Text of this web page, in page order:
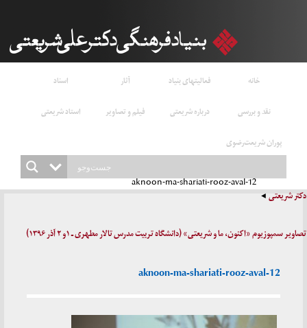
خانه فعالیتهای بنیاد آثار
اسناد
نقد و بررسی
درباره شریعتی فیلم و تصاویر
استاد شریعتی
پوران شریعت‌رضوی
دکتر شریعتی
تصاویر سمپوزیوم «اکنون، ما و شریعتی» (دانشگاه تربیت مدرس تالار مطهری ـ ۱و ۲ آذر ۱۳۹۶)
aknoon-ma-shariati-rooz-aval-12
aknoon-ma-shariati-rooz-aval-12